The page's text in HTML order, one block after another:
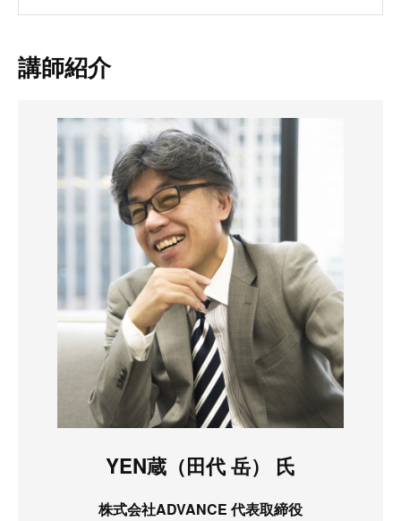
講師紹介
YEN蔵（田代 岳） 氏
株式会社ADVANCE 代表取締役